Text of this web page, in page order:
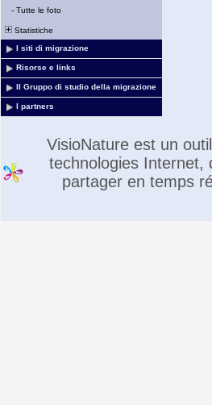
- Tutte le foto
Statistiche
I siti di migrazione
Risorse e links
Il Gruppo di studio della migrazione
I partners
VisioNature est un
technologies Internet,
partager en temps